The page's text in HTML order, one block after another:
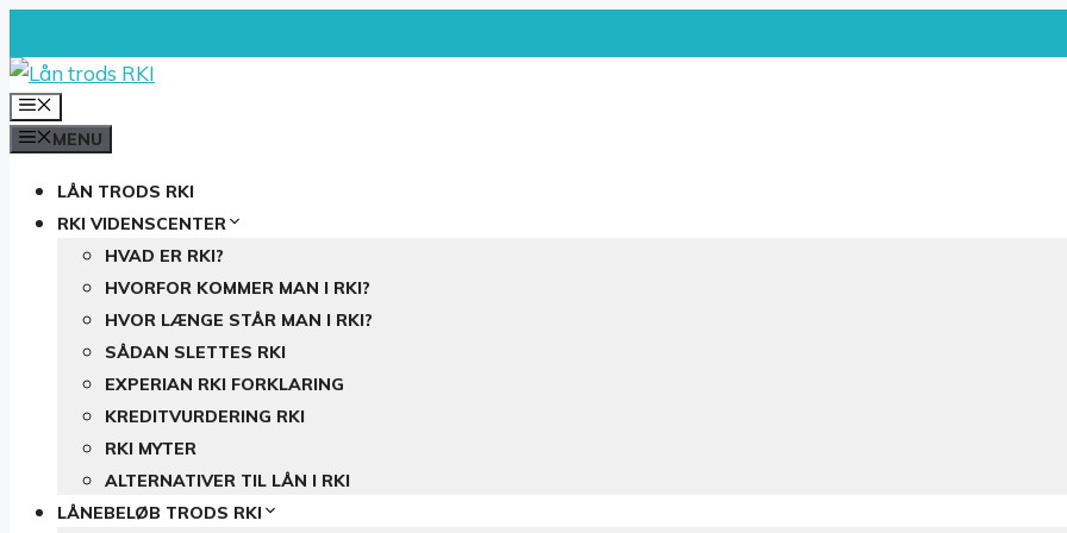
til
indhold
MENU
LÅN TRODS RKI
RKI VIDENSCENTER
HVAD ER RKI?
HVORFOR KOMMER MAN I RKI?
HVOR LÆNGE STÅR MAN I RKI?
SÅDAN SLETTES RKI
EXPERIAN RKI FORKLARING
KREDITVURDERING RKI
RKI MYTER
ALTERNATIVER TIL LÅN I RKI
LÅNEBELØB TRODS RKI